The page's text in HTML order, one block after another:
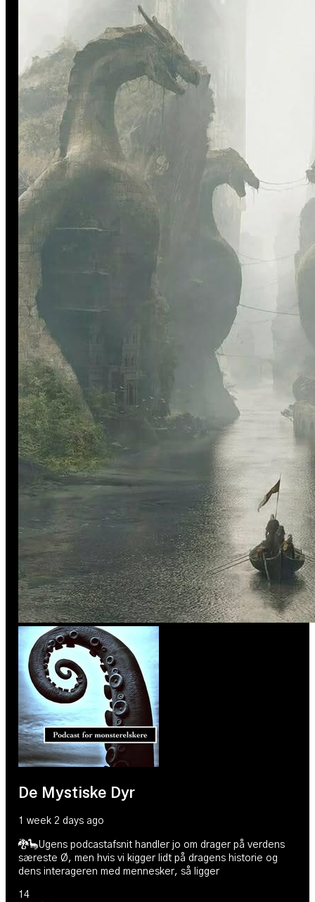
De Mystiske Dyr
1 week 2 days ago
🐉🦕Ugens podcastafsnit handler jo om drager på verdens
særeste Ø, men hvis vi kigger lidt på dragens historie og
dens interageren med mennesker, så ligger
14